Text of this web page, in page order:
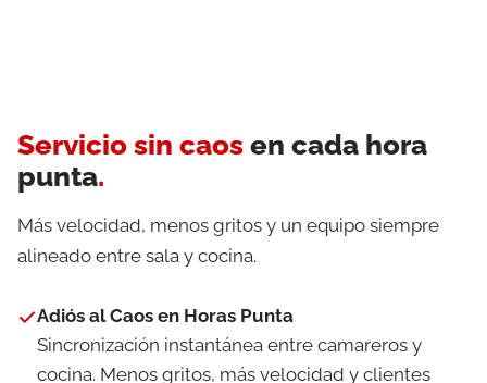
Servicio sin caos en cada hora
punta.
Más velocidad, menos gritos y un equipo siempre
alineado entre sala y cocina.
Adiós al Caos en Horas Punta
Sincronización instantánea entre camareros y
cocina. Menos gritos, más velocidad y clientes